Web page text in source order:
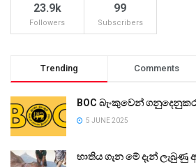
23.9k
Followers
99
Subscribers
Trending Comments
BOC බැංකුවෙන්
5 JUNE 2025
භාතිය ගැන මේ දැන් ලැබුණු